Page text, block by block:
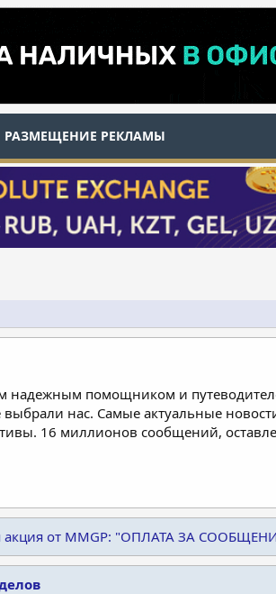
РАЗМЕЩЕНИЕ РЕКЛАМЫ
надежным помощником и
нас. Самые актуальные
16 миллионов сообщений,
акция от MMGP: "ОПЛАТА ЗА